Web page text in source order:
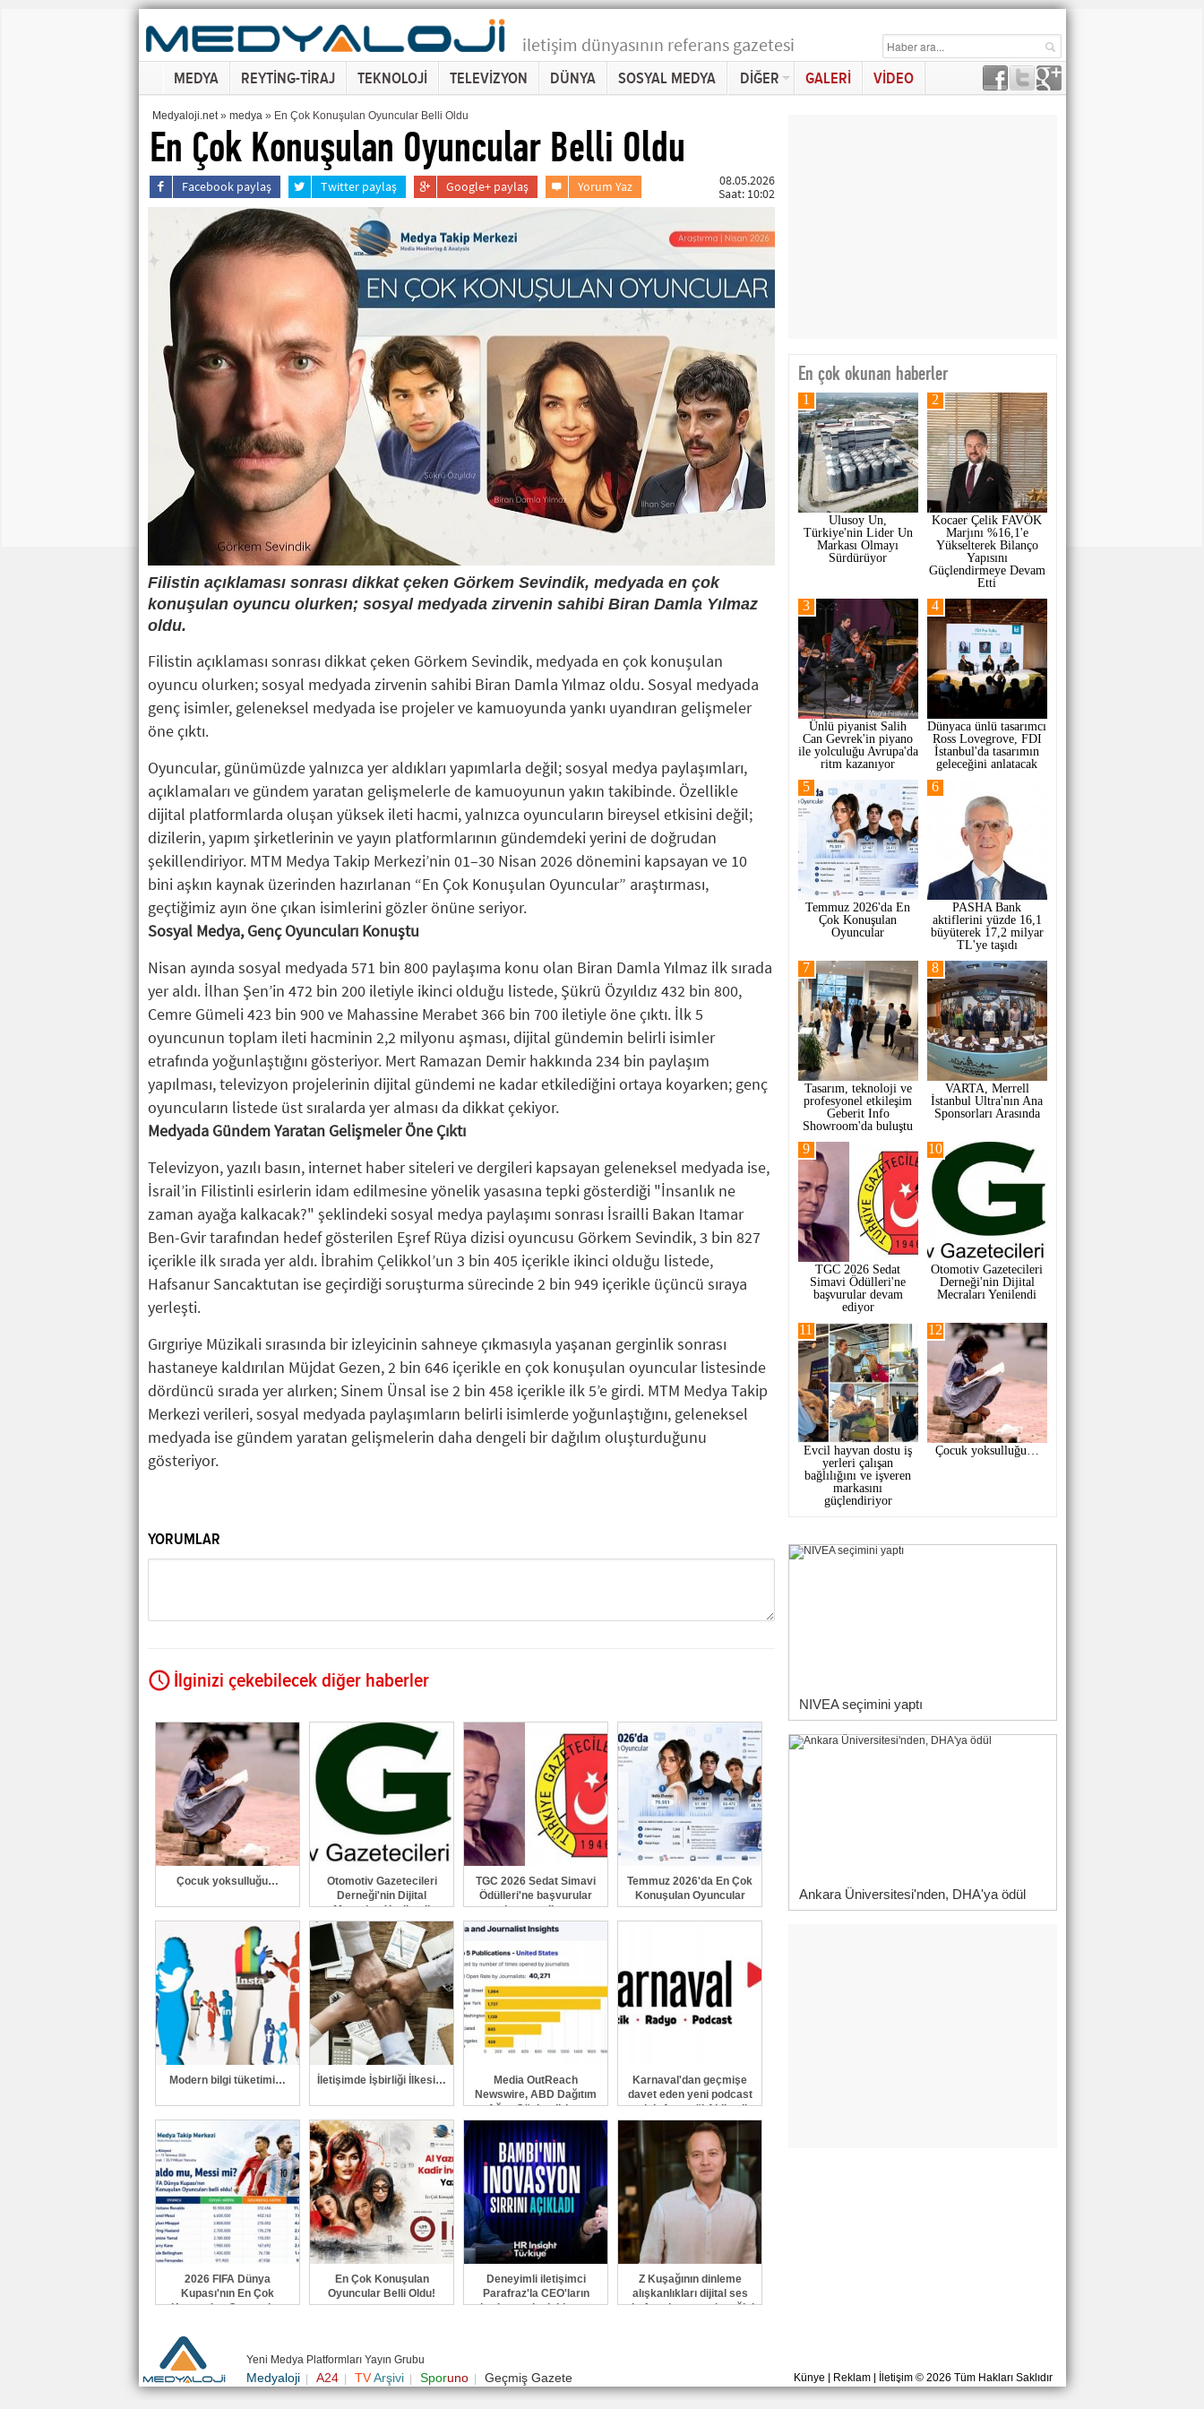
iletişim dünyasının referans gazetesi
MEDYA REYTİNG-TİRAJ TEKNOLOJİ TELEVİZYON DÜNYA SOSYAL MEDYA DİĞER GALERİ VİDEO
En Çok Konuşulan Oyuncular Belli Oldu
Medyaloji.net» medya » En Çok Konuşulan Oyuncular Belli Oldu
Facebook paylaş Twitter paylaş Google+ paylaş Yorum Yaz
08.05.2026
Saat: 10:02
Filistin açıklaması sonrası dikkat çeken Görkem Sevindik, medyada en çok
konuşulan oyuncu olurken; sosyal medyada zirvenin sahibi Biran Damla Yılmaz
oldu.
Filistin açıklaması sonrası dikkat çeken Görkem Sevindik, medyada en çok konuşulan
oyuncu olurken; sosyal medyada zirvenin sahibi Biran Damla Yılmaz oldu. Sosyal medyada
genç isimler, geleneksel medyada ise projeler ve kamuoyunda yankı uyandıran gelişmeler
öne çıktı.
Oyuncular, günümüzde yalnızca yer aldıkları yapımlarla değil; sosyal medya paylaşımları,
açıklamaları ve gündem yaratan gelişmelerle de kamuoyunun yakın takibinde. Özellikle
dijital platformlarda oluşan yüksek ileti hacmi, yalnızca oyuncuların bireysel etkisini değil;
dizilerin, yapım şirketlerinin ve yayın platformlarının gündemdeki yerini de doğrudan
şekillendiriyor. MTM Medya Takip Merkezi’nin 01–30 Nisan 2026 dönemini kapsayan ve 10
bini aşkın kaynak üzerinden hazırlanan “En Çok Konuşulan Oyuncular” araştırması,
geçtiğimiz ayın öne çıkan isimlerini gözler önüne seriyor.
Sosyal Medya, Genç Oyuncuları Konuştu
Nisan ayında sosyal medyada 571 bin 800 paylaşıma konu olan Biran Damla Yılmaz ilk sırada
yer aldı. İlhan Şen’in 472 bin 200 iletiyle ikinci olduğu listede, Şükrü Özyıldız 432 bin 800,
Cemre Gümeli 423 bin 900 ve Mahassine Merabet 366 bin 700 iletiyle öne çıktı. İlk 5
oyuncunun toplam ileti hacminin 2,2 milyonu aşması, dijital gündemin belirli isimler
etrafında yoğunlaştığını gösteriyor. Mert Ramazan Demir hakkında 234 bin paylaşım
yapılması, televizyon projelerinin dijital gündemi ne kadar etkilediğini ortaya koyarken; genç
oyuncuların listede üst sıralarda yer alması da dikkat çekiyor.
Medyada Gündem Yaratan Gelişmeler Öne Çıktı
Televizyon, yazılı basın, internet haber siteleri ve dergileri kapsayan geleneksel medyada ise,
İsrail’in Filistinli esirlerin idam edilmesine yönelik yasasına tepki gösterdiği "İnsanlık ne
zaman ayağa kalkacak?" şeklindeki sosyal medya paylaşımı sonrası İsrailli Bakan Itamar
Ben-Gvir tarafından hedef gösterilen Eşref Rüya dizisi oyuncusu Görkem Sevindik, 3 bin 827
içerikle ilk sırada yer aldı. İbrahim Çelikkol’un 3 bin 405 içerikle ikinci olduğu listede,
Hafsanur Sancaktutan ise geçirdiği soruşturma sürecinde 2 bin 949 içerikle üçüncü sıraya
yerleşti.
Gırgıriye Müzikali sırasında bir izleyicinin sahneye çıkmasıyla yaşanan gerginlik sonrası
hastaneye kaldırılan Müjdat Gezen, 2 bin 646 içerikle en çok konuşulan oyuncular listesinde
dördüncü sırada yer alırken; Sinem Ünsal ise 2 bin 458 içerikle ilk 5’e girdi. MTM Medya Takip
Merkezi verileri, sosyal medyada paylaşımların belirli isimlerde yoğunlaştığını, geleneksel
medyada ise gündem yaratan gelişmelerin daha dengeli bir dağılım oluşturduğunu
gösteriyor.
YORUMLAR
GÖNDER
İlginizi çekebilecek diğer haberler
Çocuk yoksulluğu…
Otomotiv Gazetecileri
Derneği'nin Dijital
Mecraları Yenilendi
TGC 2026 Sedat Simavi
Ödülleri'ne başvurular
devam ediyor
Temmuz 2026'da En Çok
Konuşulan Oyuncular
Modern bilgi tüketimi… İletişimde İşbirliği İlkesi…
Media OutReach
Newswire, ABD Dağıtım
Ağını Güçlendiriyor
Karnaval'dan geçmişe
davet eden yeni podcast
serisi: Ayşegül Aldinç ile
O Zaman
2026 FIFA Dünya
Kupası'nın En Çok
Konuşulan Oyuncuları
En Çok Konuşulan
Oyuncular Belli Oldu!
Deneyimli iletişimci
Parafraz'la CEO'ların
kariyer yolculuklarına
Z Kuşağının dinleme
alışkanlıkları dijital ses
platformlarının geleceğini
En çok okunan haberler
Ulusoy Un,
Türkiye'nin Lider Un
Markası Olmayı
Sürdürüyor
1
Kocaer Çelik FAVÖK
Marjını %16,1'e
Yükselterek Bilanço
Yapısını
Güçlendirmeye Devam
Etti
2
Ünlü piyanist Salih
Can Gevrek'in piyano
ile yolculuğu Avrupa'da
ritm kazanıyor
3
Dünyaca ünlü tasarımcı
Ross Lovegrove, FDI
İstanbul'da tasarımın
geleceğini anlatacak
4
Temmuz 2026'da En
Çok Konuşulan
Oyuncular
5
PASHA Bank
aktiflerini yüzde 16,1
büyüterek 17,2 milyar
TL'ye taşıdı
6
Tasarım, teknoloji ve
profesyonel etkileşim
Geberit Info
Showroom'da buluştu
7
VARTA, Merrell
İstanbul Ultra'nın Ana
Sponsorları Arasında
8
TGC 2026 Sedat
Simavi Ödülleri'ne
başvurular devam
ediyor
9
Otomotiv Gazetecileri
Derneği'nin Dijital
Mecraları Yenilendi
10
Evcil hayvan dostu iş
yerleri çalışan
bağlılığını ve işveren
markasını
güçlendiriyor
11
Çocuk yoksulluğu…
12
NIVEA seçimini yaptı
Ankara Üniversitesi'nden, DHA'ya ödül
Yeni Medya Platformları Yayın Grubu
Medyaloji| A24| TVArşivi| Sporuno| Geçmiş Gazete Künye | Reklam| İletişim© 2026 Tüm Hakları Saklıdır